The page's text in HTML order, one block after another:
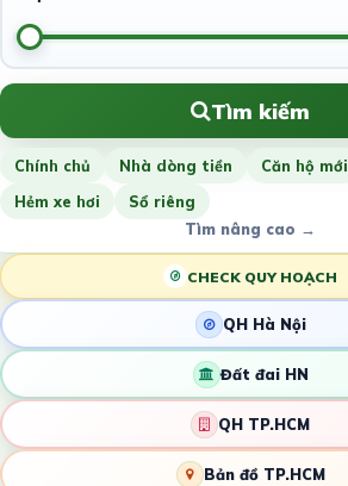
Tìm kiếm
Chính chủ Nhà dòng tiền Căn hộ mới
Hẻm xe hơi
Sổ riêng
Tìm nâng cao →
CHECK QUY HOẠCH
QH Hà Nội
Đất đai HN
QH TP.HCM
Bản đồ TP.HCM